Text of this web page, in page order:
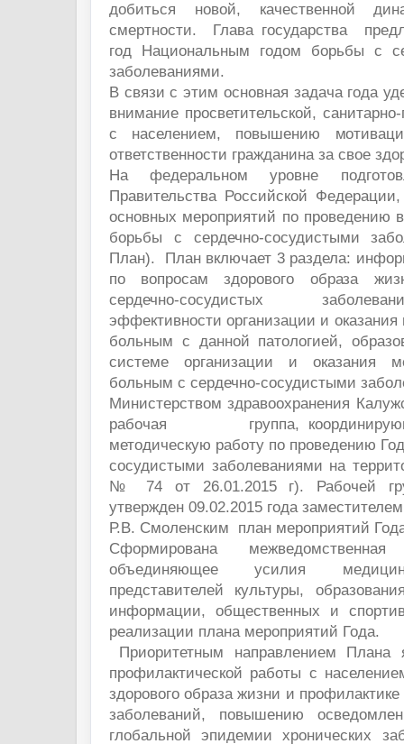
добиться новой, качественной
смертности. Глава государства
год Национальным годом борьбы с
заболеваниями.
В связи с этим основная задача года
внимание просветительской,
с населением, повышению
ответственности гражданина за свое
На федеральном уровне
Правительства Российской
основных мероприятий по проведению
борьбы с сердечно-сосудистыми
План). План включает 3 раздела:
по вопросам здорового образа
сердечно-сосудистых
эффективности организации и
больным с данной патологией,
системе организации и оказания
больным с сердечно-сосудистыми
Министерством здравоохранения
рабочая группа,
методическую работу по проведению
сосудистыми заболеваниями на
№ 74 от 26.01.2015 г). Рабочей
утвержден 09.02.2015 года
Р.В. Смоленским план мероприятий
Сформирована
объединяющее усилия
представителей культуры,
информации, общественных и
реализации плана мероприятий Года.
Приоритетным направлением Плана
профилактической работы с
здорового образа жизни и
заболеваний, повышению
глобальной эпидемии хронических